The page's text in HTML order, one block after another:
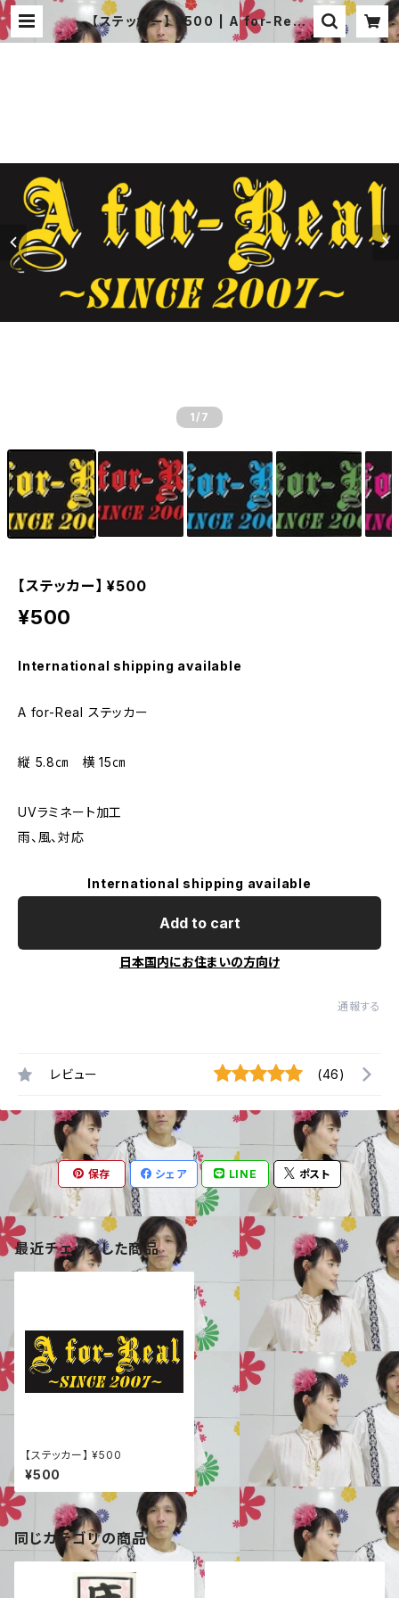
【ステッカー】 ¥500 | A for-Real
オフィシャル 通販サイト
1 /7
【ステッカー】 ¥500
¥500
International shipping available
A for-Real ステッカー
縦 5.8㎝ 横 15㎝
UVラミネート加工
雨、風、対応
International shipping available
Add to cart
日本国内にお住まいの方向け
通報する
レビュー (46)
保存 シェア LINE ポスト
最近チェックした商品
【ステッカー】 ¥500
¥500
同じカテゴリの商品